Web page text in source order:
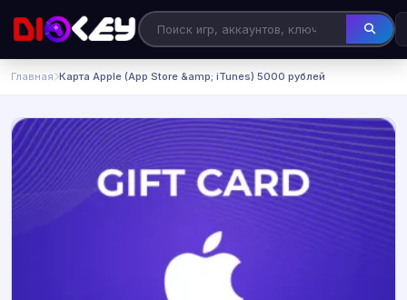
Главная Карта Apple (App Store &amp; iTunes) 5000 рублей